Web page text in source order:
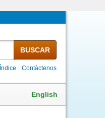
BUSCAR
Índice Contáctenos
English